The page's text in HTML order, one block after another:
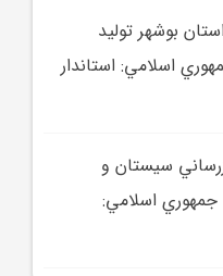
در استان بوشهر توليد
اسلامي: استاندار
سيستان و
جمهوري اسلامي: